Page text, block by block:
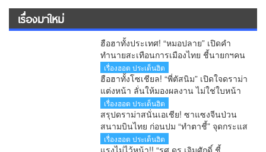
เรื่องมาใหม่
ฮือฮาทั้งประเทศ! “หมอปลาย” เปิดคำ
ทำนายสะเทือนการเมืองไทย ชี้นายกฯคน
ใหม่ หนุ่มหน้าใหม่ พรรคใหม่ โปรไฟล์
แกร่ง แบ็กแน่น ท่านยมบอก
เรื่องฮอต ประเด็นฮิต
ฮือฮาทั้งโซเชียล! “พี่ตัสนิม” เปิดใจดราม่า
แต่งหน้า ลั่นให้มองผลงาน ไม่ใช่ใบหน้า
เตือนคอมเมนต์เกินเลยระวังผิดกฎหมาย
เรื่องฮอต ประเด็นฮิต
สรุปดราม่าสนั่นเอเชีย! ซาแซงจีนป่วน
สนามบินไทย ก่อนปม “ทำตาชี้” จุดกระแส
เดือดข้ามประเทศ
เรื่องฮอต ประเด็นฮิต